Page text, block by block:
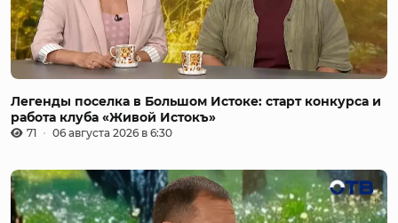
Легенды поселка в Большом Истоке: старт конкурса и
работа клуба «Живой Истокъ»
71 06 августа 2026 в 6:30